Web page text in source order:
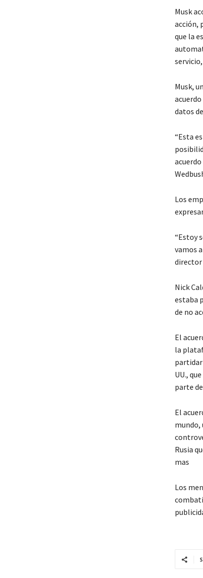
Musk
acción,
que la
Musk,
datos
“Esta
Los
“Estoy
vamos
director
Nick
estaba
de no
El
la
UU.,
parte
El
mundo,
Rusia
mas
Los